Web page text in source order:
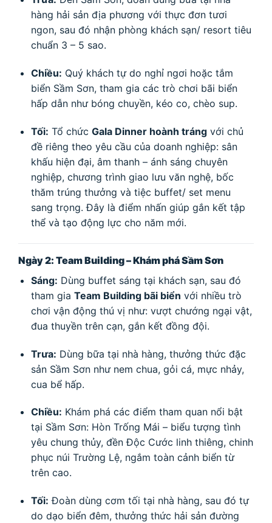
hàng hải sản địa phương với thực đơn tươi
ngon, sau đó nhận phòng khách sạn/ resort tiêu
chuẩn 3 – 5 sao.
Chiều: Quý khách tự do nghỉ ngơi hoặc tắm
biển Sầm Sơn, tham gia các trò chơi bãi biển
hấp dẫn như bóng chuyền, kéo co, chèo sup.
Tối: Tổ chức Gala Dinner hoành trángvới chủ
đề riêng theo yêu cầu của doanh nghiệp: sân
khấu hiện đại, âm thanh – ánh sáng chuyên
nghiệp, chương trình giao lưu văn nghệ, bốc
thăm trúng thưởng và tiệc buffet/ set menu
sang trọng. Đây là điểm nhấn giúp gắn kết tập
thể và tạo động lực cho năm mới.
Ngày 2: Team Building – Khám phá Sầm Sơn
Sáng: Dùng buffet sáng tại khách sạn, sau đó
tham gia Team Building bãi biển với nhiều trò
chơi vận động thú vị như: vượt chướng ngại vật,
đua thuyền trên cạn, gắn kết đồng đội.
Trưa: Dùng bữa tại nhà hàng, thưởng thức đặc
sản Sầm Sơn như nem chua, gỏi cá, mực nhảy,
cua bể hấp.
Chiều: Khám phá các điểm tham quan nổi bật
tại Sầm Sơn: Hòn Trống Mái – biểu tượng tình
yêu chung thủy, đền Độc Cước linh thiêng, chinh
phục núi Trường Lệ, ngắm toàn cảnh biển từ
trên cao.
Tối: Đoàn dùng cơm tối tại nhà hàng, sau đó tự
do dạo biển đêm, thưởng thức hải sản đường